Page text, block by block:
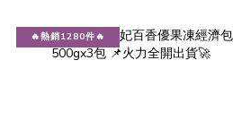
🔥熱銷1280件🔥